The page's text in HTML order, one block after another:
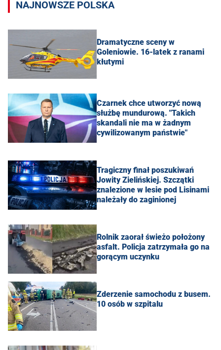
NAJNOWSZE POLSKA
Dramatyczne sceny w
Goleniowie. 16-latek z ranami
kłutymi
Czarnek chce utworzyć nową
służbę mundurową. "Takich
skandali nie ma w żadnym
cywilizowanym państwie"
Tragiczny finał poszukiwań
Jowity Zielińskiej. Szczątki
znalezione w lesie pod Lisinami
należały do zaginionej
Rolnik zaorał świeżo położony
asfalt. Policja zatrzymała go na
gorącym uczynku
Zderzenie samochodu z busem.
10 osób w szpitalu